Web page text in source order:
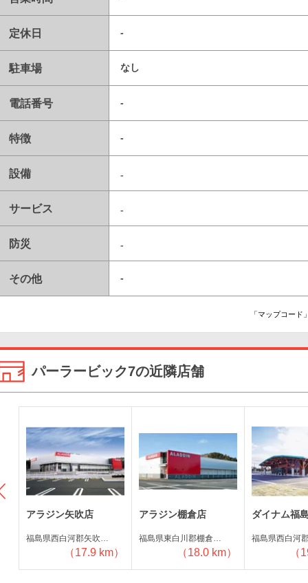
定休日 -
駐車場 なし
電話番号 -
特徴 -
設備 -
サービス -
防災 -
その他 -
「マップコー
パーラービック7の近隣店舗
アラジン矢吹店
福島県西白河郡矢吹…
（17.9 km）
アラジン棚倉店
福島県東白川郡棚倉…
（18.0 km）
ダイナム福
福島県西白河
（